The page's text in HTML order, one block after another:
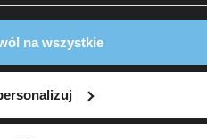
na wszystkie